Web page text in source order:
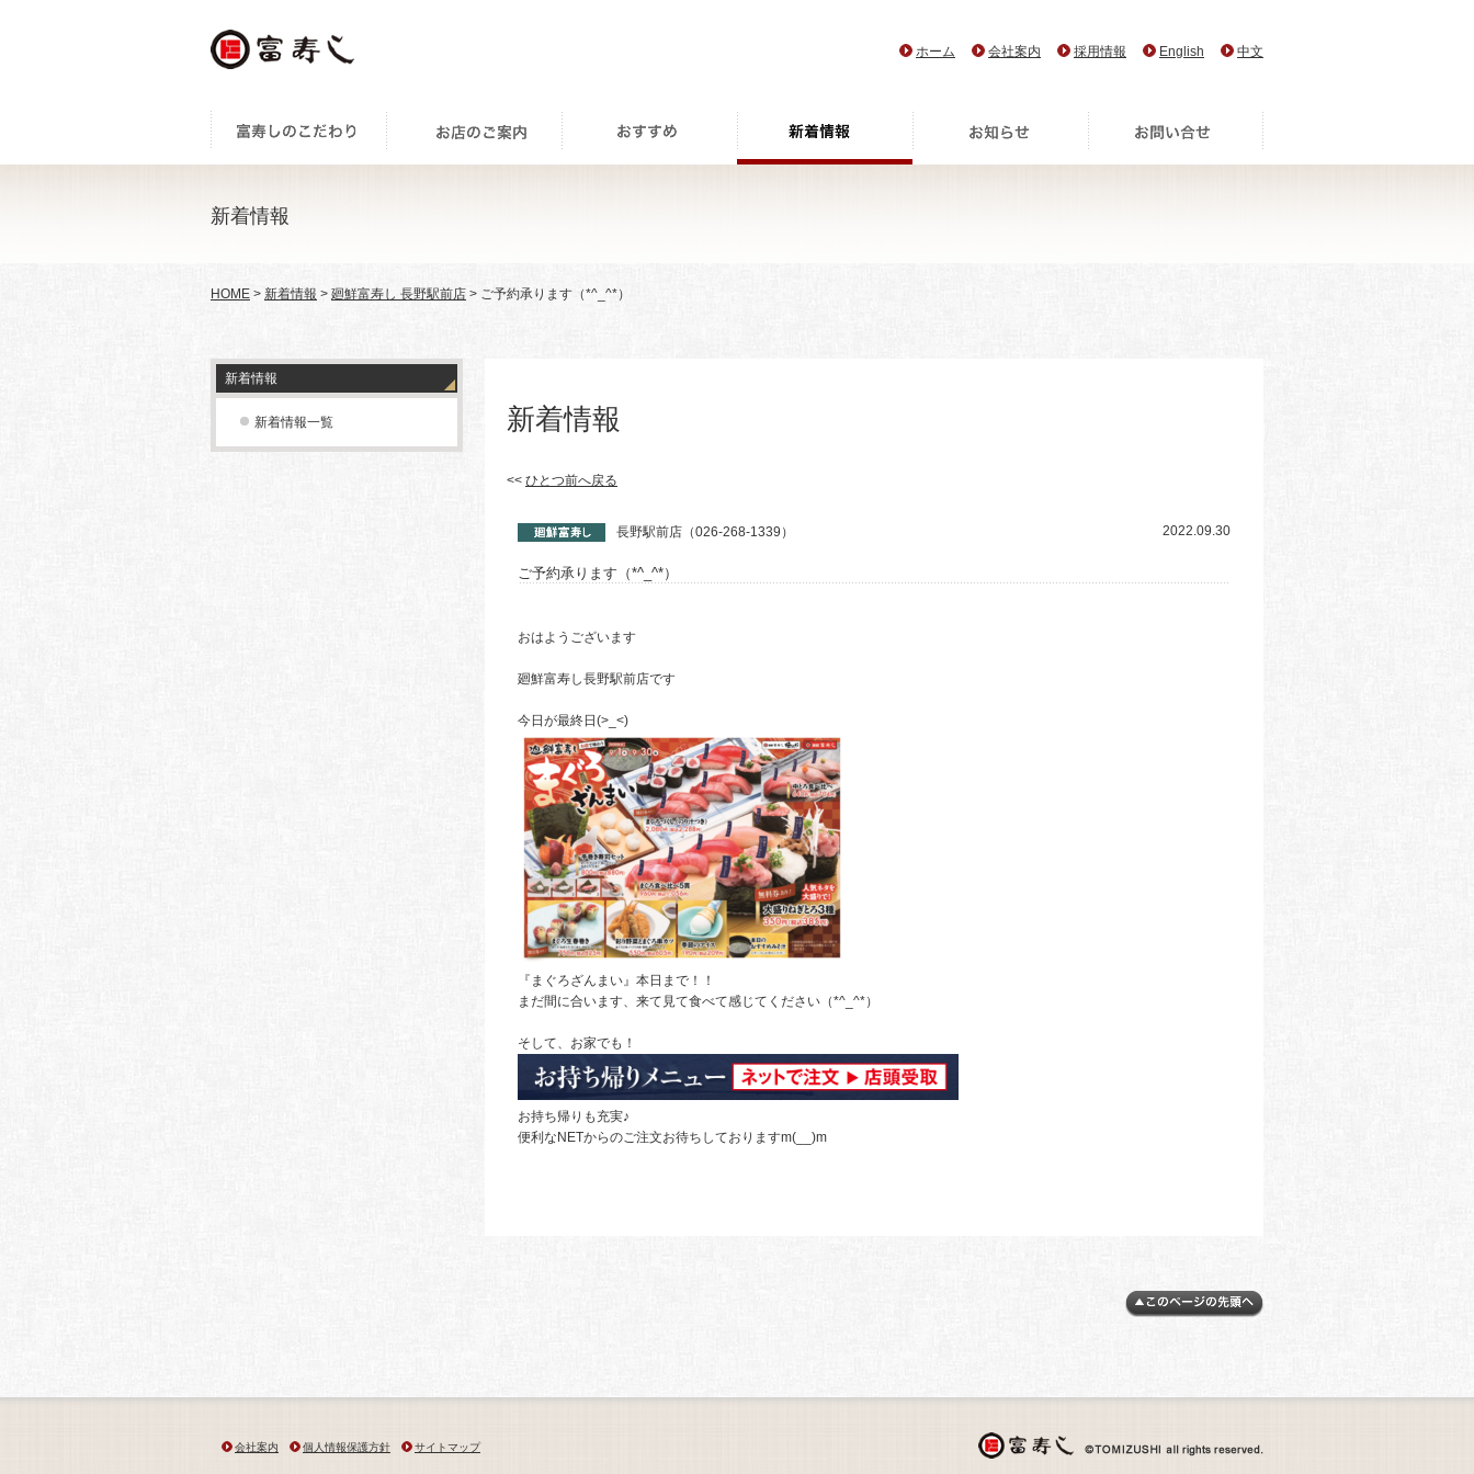
ホーム 会社案内 採用情報 English 中文
新着情報
HOME > 新着情報 > 廻鮮富寿し 長野駅前店 > ご予約承ります（*^_^*）
新着情報
新着情報一覧 新着情報
<< ひとつ前へ戻る
長野駅前店（026-268-1339） 2022.09.30
ご予約承ります（*^_^*）
おはようございます
廻鮮富寿し長野駅前店です
今日が最終日(>_<)
『まぐろざんまい』本日まで！！
まだ間に合います、来て見て食べて感じてください（*^_^*）
そして、お家でも！
お持ち帰りも充実♪
便利なNETからのご注文お待ちしておりますm(__)m
会社案内 個人情報保護方針 サイトマップ